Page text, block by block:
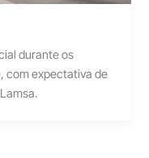
durante os
com expectativa de